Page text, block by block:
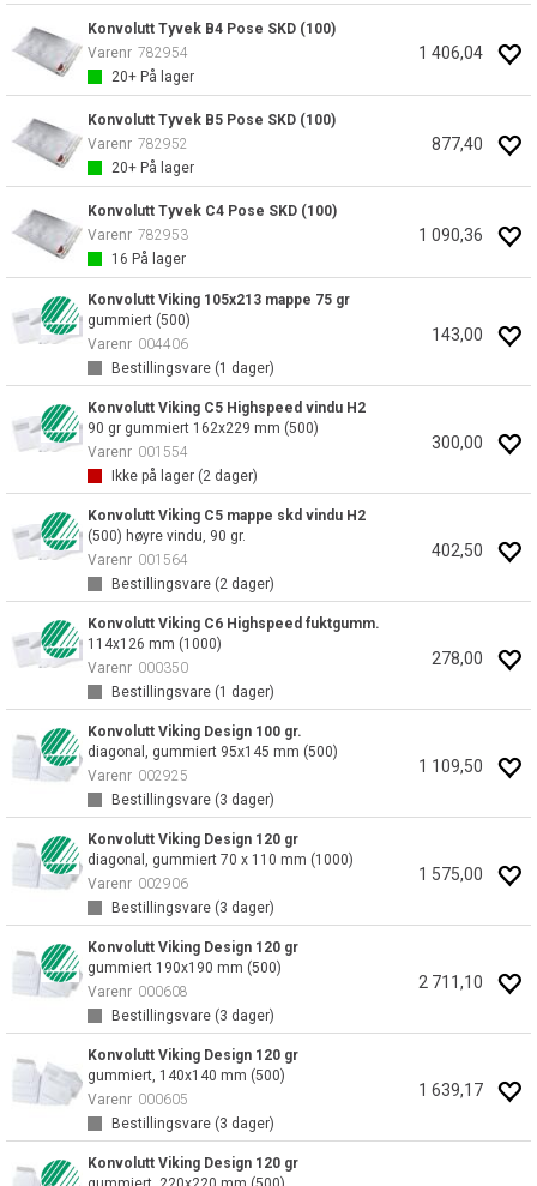
Konvolutt Tyvek B4 Pose SKD (100)
Varenr 782954
20+ På lager
1 406,04
Konvolutt Tyvek B5 Pose SKD (100)
Varenr 782952
20+ På lager
877,40
Konvolutt Tyvek C4 Pose SKD (100)
Varenr 782953
16 På lager
1 090,36
Konvolutt Viking 105x213 mappe 75 gr
gummiert (500)
Varenr 004406
Bestillingsvare (1 dager)
143,00
Konvolutt Viking C5 Highspeed vindu H2
90 gr gummiert 162x229 mm (500)
Varenr 001554
Ikke på lager (2 dager)
300,00
Konvolutt Viking C5 mappe skd vindu H2
(500) høyre vindu, 90 gr.
Varenr 001564
Bestillingsvare (2 dager)
402,50
Konvolutt Viking C6 Highspeed fuktgumm.
114x126 mm (1000)
Varenr 000350
Bestillingsvare (1 dager)
278,00
Konvolutt Viking Design 100 gr.
diagonal, gummiert 95x145 mm (500)
Varenr 002925
Bestillingsvare (3 dager)
1 109,50
Konvolutt Viking Design 120 gr
diagonal, gummiert 70 x 110 mm (1000)
Varenr 002906
Bestillingsvare (3 dager)
1 575,00
Konvolutt Viking Design 120 gr
gummiert 190x190 mm (500)
Varenr 000608
Bestillingsvare (3 dager)
2 711,10
Konvolutt Viking Design 120 gr
gummiert, 140x140 mm (500)
Varenr 000605
Bestillingsvare (3 dager)
1 639,17
Konvolutt Viking Design 120 gr